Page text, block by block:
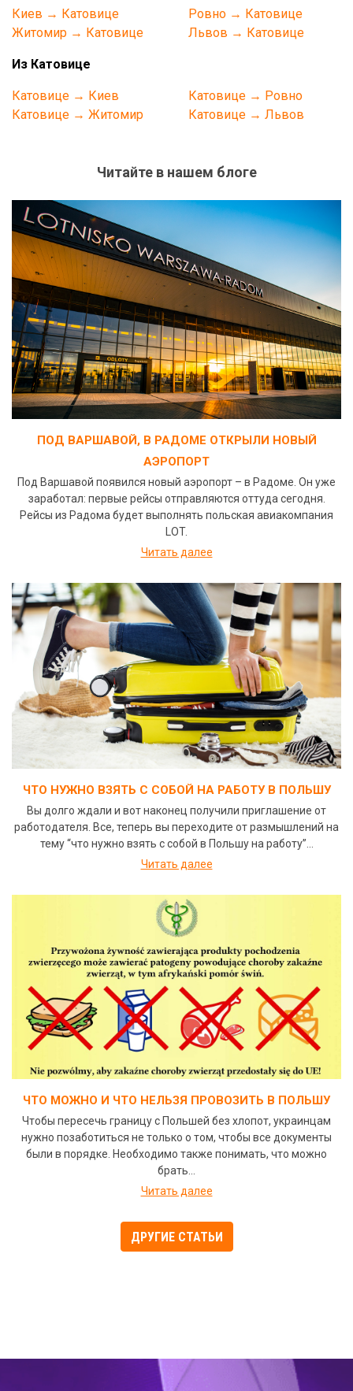
Киев → Катовице
Житомир → Катовице
Ровно → Катовице
Львов → Катовице
Из Катовице
Катовице → Киев
Катовице → Житомир
Катовице → Ровно
Катовице → Львов
Читайте в нашем блоге
ПОД ВАРШАВОЙ, В РАДОМЕ ОТКРЫЛИ НОВЫЙ
АЭРОПОРТ
Под Варшавой появился новый аэропорт – в Радоме. Он уже
заработал: первые рейсы отправляются оттуда сегодня.
Рейсы из Радома будет выполнять польская авиакомпания
LOT.
Читать далее
ЧТО НУЖНО ВЗЯТЬ С СОБОЙ НА РАБОТУ В ПОЛЬШУ
Вы долго ждали и вот наконец получили приглашение от
работодателя. Все, теперь вы переходите от размышлений на
тему “что нужно взять с собой в Польшу на работу”...
Читать далее
ЧТО МОЖНО И ЧТО НЕЛЬЗЯ ПРОВОЗИТЬ В ПОЛЬШУ
Чтобы пересечь границу с Польшей без хлопот, украинцам
нужно позаботиться не только о том, чтобы все документы
были в порядке. Необходимо также понимать, что можно
брать...
Читать далее
ДРУГИЕ СТАТЬИ